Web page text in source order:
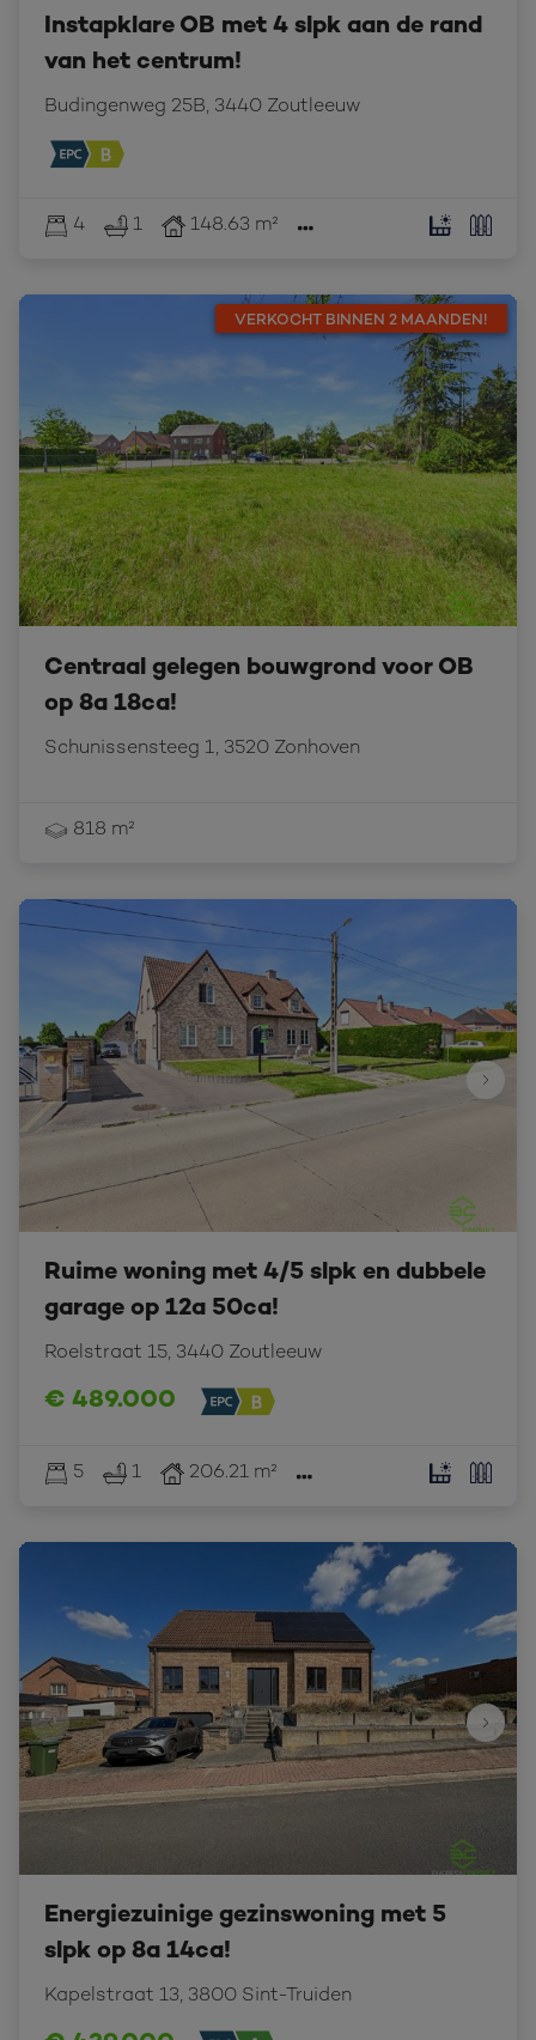
Instapklare OB met 4 slpk aan de rand
van het centrum!
Budingenweg 25B, 3440 Zoutleeuw
4 1 148.63 m²
VERKOCHT BINNEN 2 MAANDEN!
Centraal gelegen bouwgrond voor OB
op 8a 18ca!
Schunissensteeg 1, 3520 Zonhoven
818 m²
Ruime woning met 4/5 slpk en dubbele
garage op 12a 50ca!
Roelstraat 15, 3440 Zoutleeuw
€ 489.000
5 1 206.21 m²
Energiezuinige gezinswoning met 5
slpk op 8a 14ca!
Kapelstraat 13, 3800 Sint-Truiden